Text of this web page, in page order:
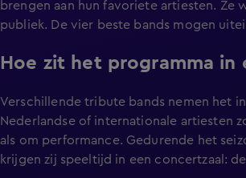
brengen aan hun favoriete artiesten.
publiek. De vier beste bands mogen
Hoe zit het programma in
Verschillende tribute bands nemen het
Nederlandse of internationale artiesten
als om performance. Gedurende het
krijgen zij speeltijd in een concertzaal: